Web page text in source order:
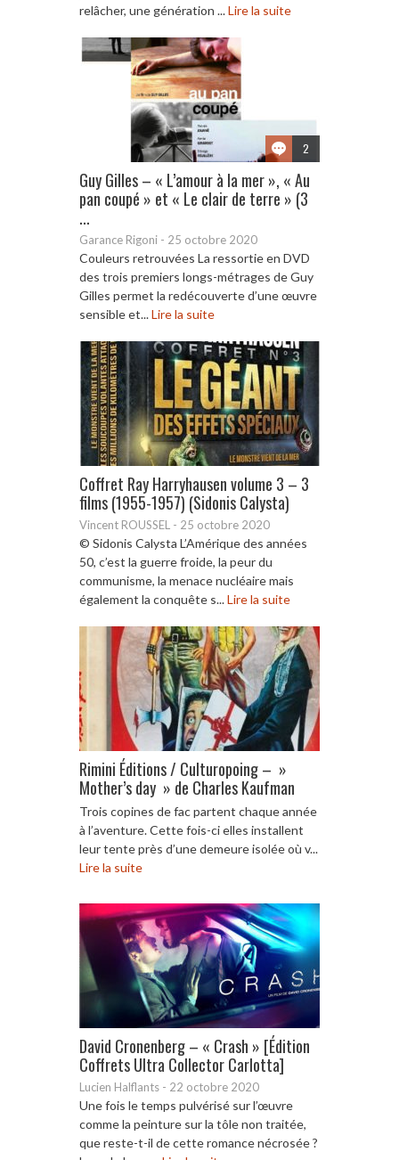
relâcher, une génération ...Lire la suite
2
Guy Gilles – « L’amour à la mer », « Au
pan coupé » et « Le clair de terre » (3
...
Garance Rigoni - 25 octobre 2020
Couleurs retrouvées La ressortie en DVD
des trois premiers longs-métrages de Guy
Gilles permet la redécouverte d’une œuvre
sensible et...Lire la suite
Coffret Ray Harryhausen volume 3 – 3
films (1955-1957) (Sidonis Calysta)
Vincent ROUSSEL - 25 octobre 2020
© Sidonis Calysta L’Amérique des années
50, c’est la guerre froide, la peur du
communisme, la menace nucléaire mais
également la conquête s...Lire la suite
Rimini Éditions / Culturopoing – »
Mother’s day » de Charles Kaufman
Trois copines de fac partent chaque année
à l’aventure. Cette fois-ci elles installent
leur tente près d’une demeure isolée où v...
Lire la suite
David Cronenberg – « Crash » [Édition
Coffrets Ultra Collector Carlotta]
Lucien Halflants - 22 octobre 2020
Une fois le temps pulvérisé sur l’œuvre
comme la peinture sur la tôle non traitée,
que reste-t-il de cette romance nécrosée ?